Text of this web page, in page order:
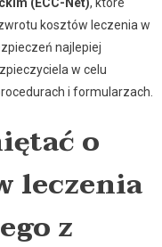
kosztów leczenia w
najlepiej
w celu
i formularzach.
o
leczenia
z